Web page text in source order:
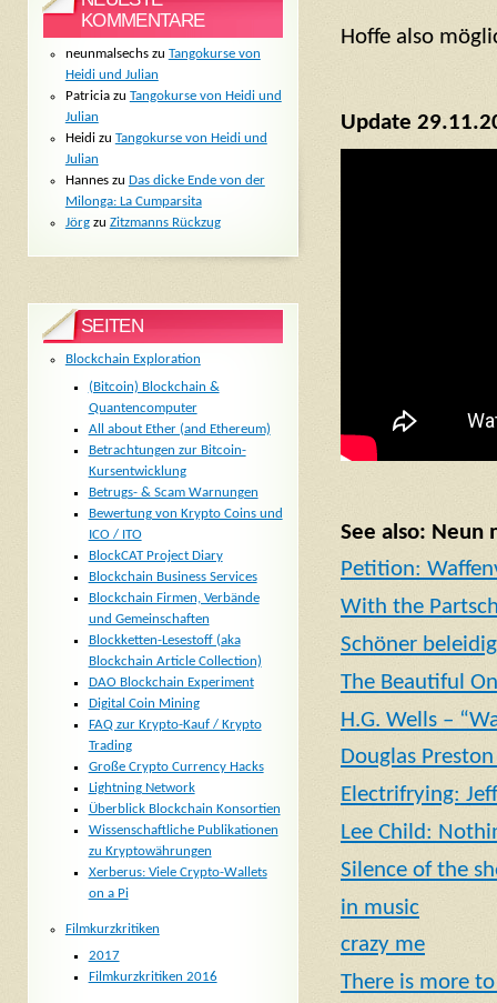
Hoffe also
Update
See also: Neun
Petition:
With the
Schöner
The Beautiful
H.G. Wells –
Douglas
Electrifrying:
Lee Child:
Silence of the
in music
crazy me
There is more
KOMMENTARE
neunmalsechszu Tangokurse von
Heidi und Julian
Patriciazu Tangokurse von Heidi und
Julian
Heidizu Tangokurse von Heidi und
Julian
Hanneszu Das dicke Ende von der
Milonga: La Cumparsita
Jörgzu Zitzmanns Rückzug
SEITEN
Blockchain Exploration
(Bitcoin) Blockchain &
Quantencomputer
All about Ether (and Ethereum)
Betrachtungen zur Bitcoin-
Kursentwicklung
Betrugs- & Scam Warnungen
Bewertung von Krypto Coins und
ICO / ITO
BlockCAT Project Diary
Blockchain Business Services
Blockchain Firmen, Verbände
und Gemeinschaften
Blockketten-Lesestoff (aka
Blockchain Article Collection)
DAO Blockchain Experiment
Digital Coin Mining
FAQ zur Krypto-Kauf / Krypto
Trading
Große Crypto Currency Hacks
Lightning Network
Überblick Blockchain Konsortien
Wissenschaftliche Publikationen
zu Kryptowährungen
Xerberus: Viele Crypto-Wallets
on a Pi
Filmkurzkritiken
2017
Filmkurzkritiken 2016